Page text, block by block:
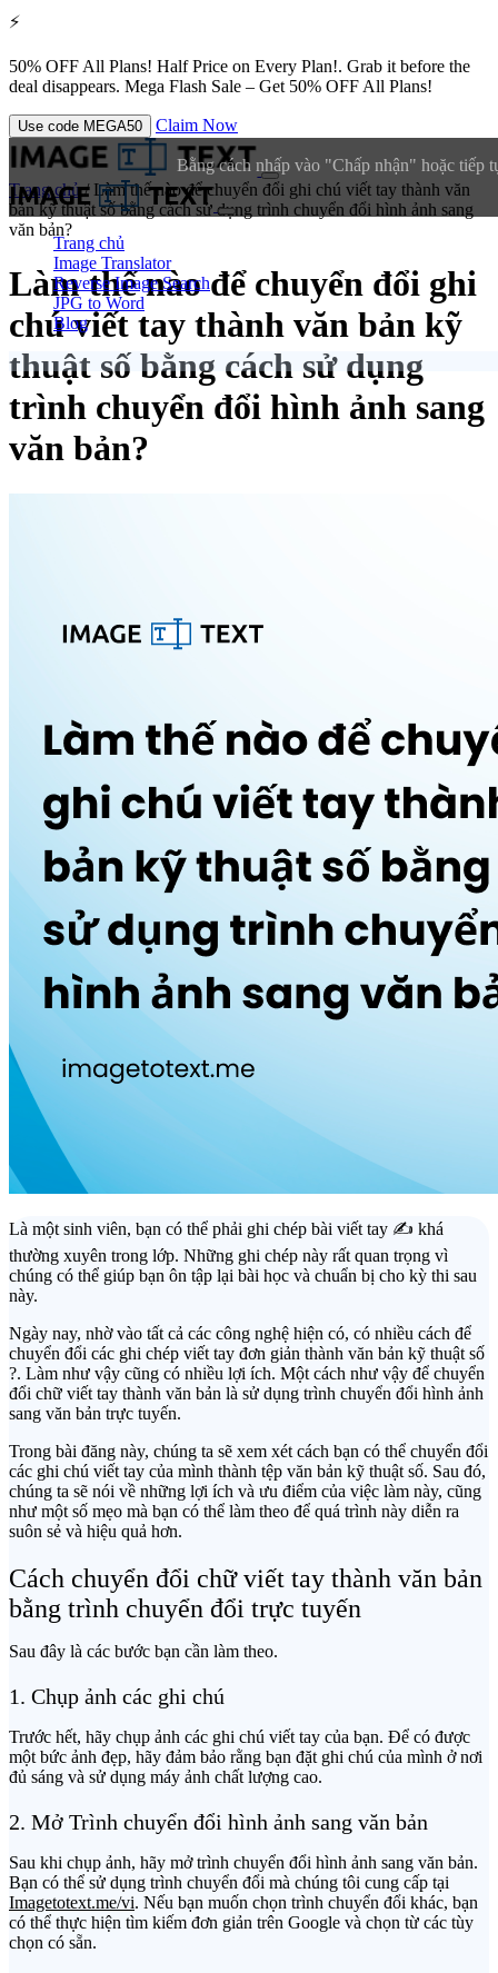
⚡
50% OFF All Plans! Half Price on Every Plan!. Grab it before the
deal disappears. Mega Flash Sale – Get 50% OFF All Plans!
Use code MEGA50 Claim Now
Bằng cách nhấp vào "Chấp nhận" hoặc tiếp
Trang chủ
Image Translator
Reverse Image Search
JPG to Word
Blog
Trang chủ/ Làm thế nào để chuyển đổi ghi chú viết tay thành văn
bản kỹ thuật số bằng cách sử dụng trình chuyển đổi hình ảnh sang
văn bản?
Làm thế nào để chuyển đổi ghi
chú viết tay thành văn bản kỹ
thuật số bằng cách sử dụng
trình chuyển đổi hình ảnh sang
văn bản?
Là một sinh viên, bạn có thể phải ghi chép bài viết tay ✍️ khá
thường xuyên trong lớp. Những ghi chép này rất quan trọng vì
chúng có thể giúp bạn ôn tập lại bài học và chuẩn bị cho kỳ thi sau
này.
Ngày nay, nhờ vào tất cả các công nghệ hiện có, có nhiều cách để
chuyển đổi các ghi chép viết tay đơn giản thành văn bản kỹ thuật số
?. Làm như vậy cũng có nhiều lợi ích. Một cách như vậy để chuyển
đổi chữ viết tay thành văn bản là sử dụng trình chuyển đổi hình ảnh
sang văn bản trực tuyến.
Trong bài đăng này, chúng ta sẽ xem xét cách bạn có thể chuyển đổi
các ghi chú viết tay của mình thành tệp văn bản kỹ thuật số. Sau đó,
chúng ta sẽ nói về những lợi ích và ưu điểm của việc làm này, cũng
như một số mẹo mà bạn có thể làm theo để quá trình này diễn ra
suôn sẻ và hiệu quả hơn.
Cách chuyển đổi chữ viết tay thành văn bản
bằng trình chuyển đổi trực tuyến
Sau đây là các bước bạn cần làm theo.
1. Chụp ảnh các ghi chú
Trước hết, hãy chụp ảnh các ghi chú viết tay của bạn. Để có được
một bức ảnh đẹp, hãy đảm bảo rằng bạn đặt ghi chú của mình ở nơi
đủ sáng và sử dụng máy ảnh chất lượng cao.
2. Mở Trình chuyển đổi hình ảnh sang văn bản
Sau khi chụp ảnh, hãy mở trình chuyển đổi hình ảnh sang văn bản.
Bạn có thể sử dụng trình chuyển đổi mà chúng tôi cung cấp tại
Imagetotext.me/vi. Nếu bạn muốn chọn trình chuyển đổi khác, bạn
có thể thực hiện tìm kiếm đơn giản trên Google và chọn từ các tùy
chọn có sẵn.